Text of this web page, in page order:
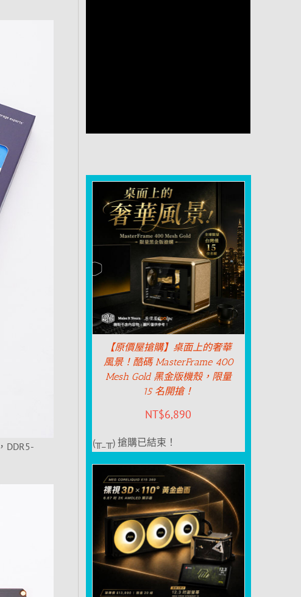
DDR5-
【原價屋搶購】桌面上的奢華
風景！酷碼 MasterFrame 400
Mesh Gold 黑金版機殼，限量
15 名開搶！
NT$6,890
(╥_╥) 搶購已結束！